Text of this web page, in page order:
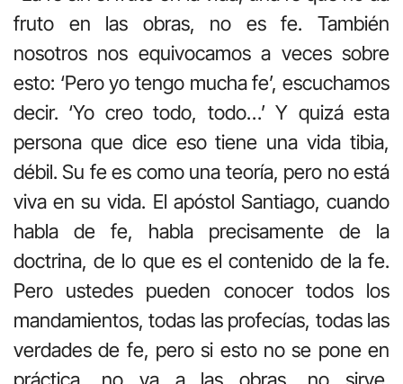
fruto en las obras, no es fe. También
nosotros nos equivocamos a veces sobre
esto: ‘Pero yo tengo mucha fe’, escuchamos
decir. ‘Yo creo todo, todo…’ Y quizá esta
persona que dice eso tiene una vida tibia,
débil. Su fe es como una teoría, pero no está
viva en su vida. El apóstol Santiago, cuando
habla de fe, habla precisamente de la
doctrina, de lo que es el contenido de la fe.
Pero ustedes pueden conocer todos los
mandamientos, todas las profecías, todas las
verdades de fe, pero si esto no se pone en